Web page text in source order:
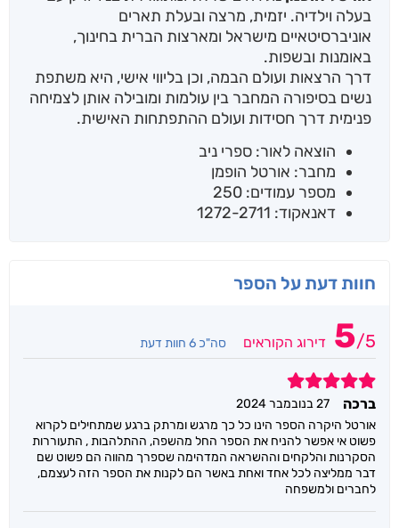
בעלה וילדיה. יזמית, מרצה ובעלת תארים
אוניברסיטאיים מישראל ומארצות הברית בחינוך,
באומנות ובשפות.
דרך הרצאות ועולם הבמה, וכן בליווי אישי, היא משתפת
נשים בסיפורה המחבר בין עולמות ומובילה אותן לצמיחה
פנימית דרך חסידות ועולם ההתפתחות האישית.
הוצאה לאור: ספרי ניב
מחבר: אורטל הופמן
מספר עמודים: 250
דאנאקוד: 1272-2711
חוות דעת על הספר
5/5 דירוג הקוראים סה"כ 6 חוות דעת
5
ברכה
27 בנובמבר 2024
אורטל היקרה הספר הינו כל כך מרגש ומרתק ברגע שמתחילים לקרוא
פשוט אי אפשר להניח את הספר החל מהשפה, ההתלהבות , התעוררות
הסקרנות והלקחים וההשראה המדהימה שספרך מהווה הם פשוט שם
דבר ממליצה לכל אחד ואחת באשר הם לקנות את הספר הזה לעצמם,
לחברים ולמשפחה